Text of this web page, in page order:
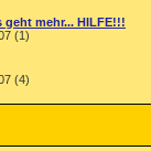
geht mehr... HILFE!!!
(1)
(4)